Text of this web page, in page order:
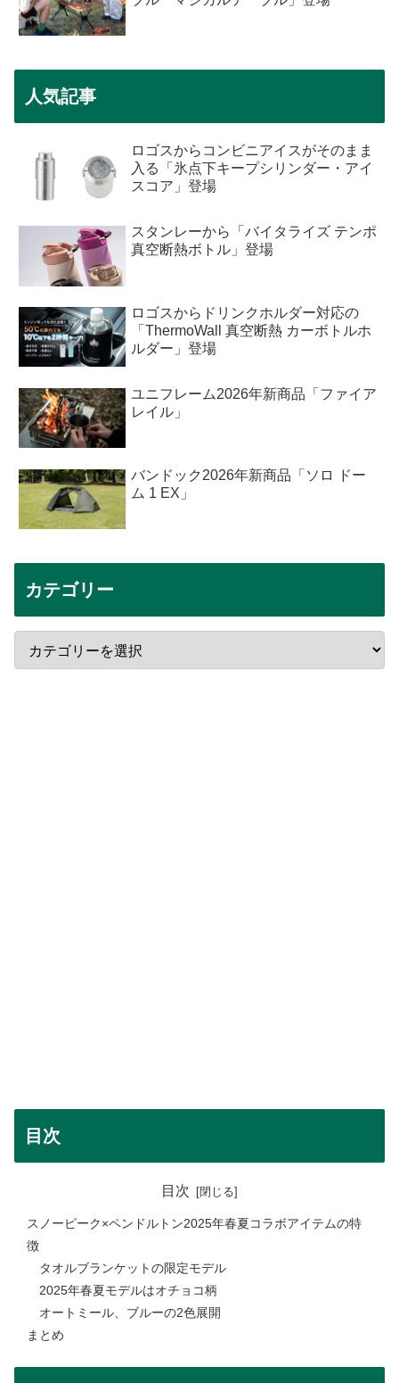
人気記事
ロゴスからコンビニアイスがそのまま
入る「氷点下キープシリンダー・アイ
スコア」登場
スタンレーから「バイタライズ テンポ
真空断熱ボトル」登場
ロゴスからドリンクホルダー対応の
「ThermoWall 真空断熱 カーボトルホ
ルダー」登場
ユニフレーム2026年新商品「ファイア
レイル」
バンドック2026年新商品「ソロ ドー
ム 1 EX」
カテゴリー
目次
目次
スノーピーク×ペンドルトン2025年春夏コラボアイテムの特
徴
タオルブランケットの限定モデル
2025年春夏モデルはオチョコ柄
オートミール、ブルーの2色展開
まとめ